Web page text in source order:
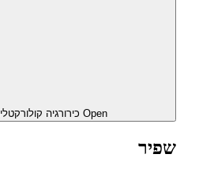
Open כירורגיה קולורקטלית
שפיר